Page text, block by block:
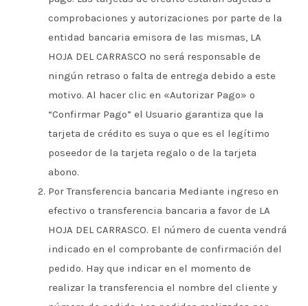
comprobaciones y autorizaciones por parte de la
entidad bancaria emisora de las mismas, LA
HOJA DEL CARRASCO no será responsable de
ningún retraso o falta de entrega debido a este
motivo. Al hacer clic en «Autorizar Pago» o
“Confirmar Pago” el Usuario garantiza que la
tarjeta de crédito es suya o que es el legítimo
poseedor de la tarjeta regalo o de la tarjeta
abono.
Por Transferencia bancaria Mediante ingreso en
efectivo o transferencia bancaria a favor de LA
HOJA DEL CARRASCO. El número de cuenta vendrá
indicado en el comprobante de confirmación del
pedido. Hay que indicar en el momento de
realizar la transferencia el nombre del cliente y